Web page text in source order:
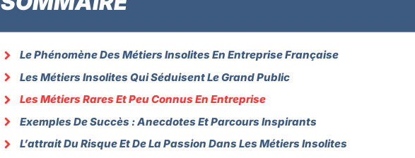
Le Phénomène Des Métiers Insolites En Entreprise Française
Les Métiers Insolites Qui Séduisent Le Grand Public
Les Métiers Rares Et Peu Connus En Entreprise
Exemples De Succès : Anecdotes Et Parcours Inspirants
L’attrait Du Risque Et De La Passion Dans Les Métiers Insolites